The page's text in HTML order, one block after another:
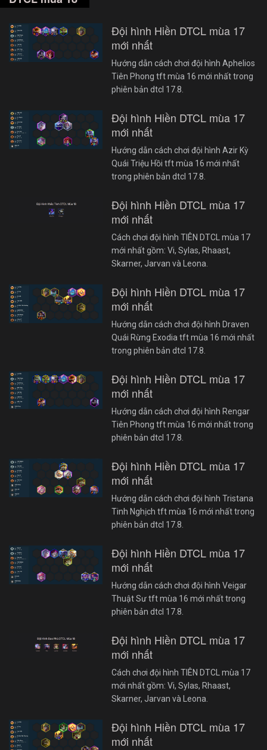
Đội hình Hiền DTCL mùa 17
mới nhất
Hướng dẫn cách chơi đội hình Aphelios
Tiên Phong tft mùa 16 mới nhất trong
phiên bản dtcl 17.8.
Đội hình Hiền DTCL mùa 17
mới nhất
Hướng dẫn cách chơi đội hình Azir Kỳ
Quái Triệu Hồi tft mùa 16 mới nhất
trong phiên bản dtcl 17.8.
Đội hình Hiền DTCL mùa 17
mới nhất
Cách chơi đội hình TIÊN DTCL mùa 17
mới nhất gồm: Vi, Sylas, Rhaast,
Skarner, Jarvan và Leona.
Đội hình Hiền DTCL mùa 17
mới nhất
Hướng dẫn cách chơi đội hình Draven
Quái Rừng Exodia tft mùa 16 mới nhất
trong phiên bản dtcl 17.8.
Đội hình Hiền DTCL mùa 17
mới nhất
Hướng dẫn cách chơi đội hình Rengar
Tiên Phong tft mùa 16 mới nhất trong
phiên bản dtcl 17.8.
Đội hình Hiền DTCL mùa 17
mới nhất
Hướng dẫn cách chơi đội hình Tristana
Tinh Nghịch tft mùa 16 mới nhất trong
phiên bản dtcl 17.8.
Đội hình Hiền DTCL mùa 17
mới nhất
Hướng dẫn cách chơi đội hình Veigar
Thuật Sư tft mùa 16 mới nhất trong
phiên bản dtcl 17.8.
Đội hình Hiền DTCL mùa 17
mới nhất
Cách chơi đội hình TIÊN DTCL mùa 17
mới nhất gồm: Vi, Sylas, Rhaast,
Skarner, Jarvan và Leona.
Đội hình Hiền DTCL mùa 17
mới nhất